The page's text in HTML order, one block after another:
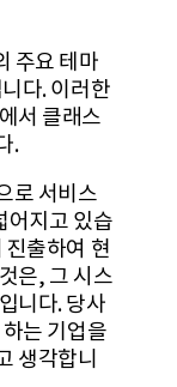
주요 테마
다. 이러한
서 클래스
.
로 서비스
어지고 있습
진출하여 현
은, 그 시스
니다. 당사
는 기업을
생각합니